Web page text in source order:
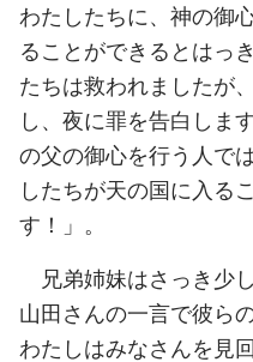
わたしたちに、神の御
ることができるとはっ
たちは救われましたが
し、夜に罪を告白しま
の父の御心を行う人で
したちが天の国に入る
す！」。
兄弟姉妹はさっき少
山田さんの一言で彼ら
わたしはみなさんを見